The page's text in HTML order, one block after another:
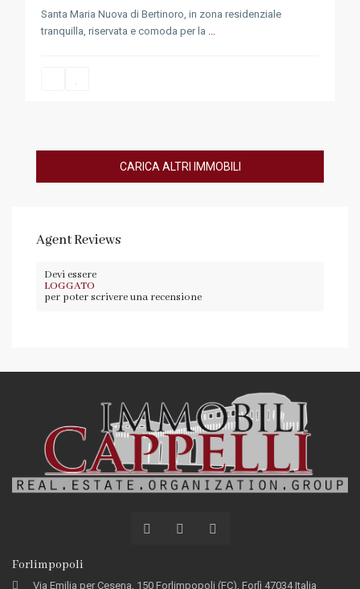
Santa Maria Nuova di Bertinoro, in zona residenziale
tranquilla, riservata e comoda per la ...
Agent Reviews
Devi essere
LOGGATO
per poter scrivere una recensione
Forlimpopoli
Via Emilia per Cesena, 150 Forlimpopoli (FC), Forlì 47034 Italia